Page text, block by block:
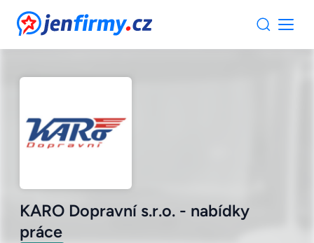
JenFirmy.cz
KARO Dopravní s.r.o. - nabídky
práce